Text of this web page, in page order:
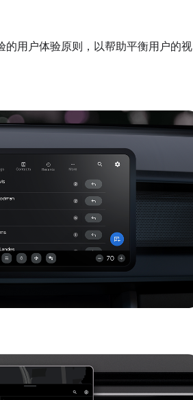
用户体验原则，以帮助平衡用户的视